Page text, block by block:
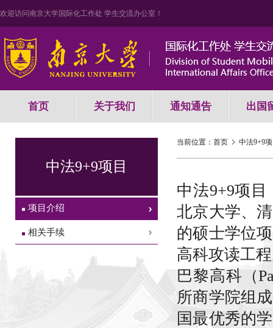
欢迎访问南京大学国际化工作处 学生交流办公室！
首页 关于我们 通知通告 出国
中法9+9项目
项目介绍
相关手续
当前位置： 首页 中法9+9
中法9+9项
北京大学、
的硕士学位
高科攻读工
巴黎高科（
所商学院组
国最优秀的